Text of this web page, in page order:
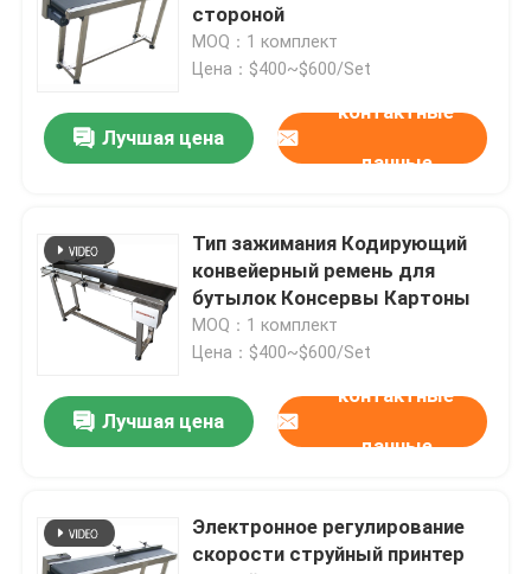
Запросите цитату
Питатель для бумаги с трением
Устройство для поисковой системы
Конвейер для струйного принтера
Конвейер нижнего кодирования
стороной
MOQ：1 комплект
Цена：$400~$600/Set
Лучшая цена
контактные
данные
Тип зажимания Кодирующий
конвейерный ремень для
бутылок Консервы Картоны
MOQ：1 комплект
Цена：$400~$600/Set
Лучшая цена
контактные
данные
Электронное регулирование
скорости струйный принтер